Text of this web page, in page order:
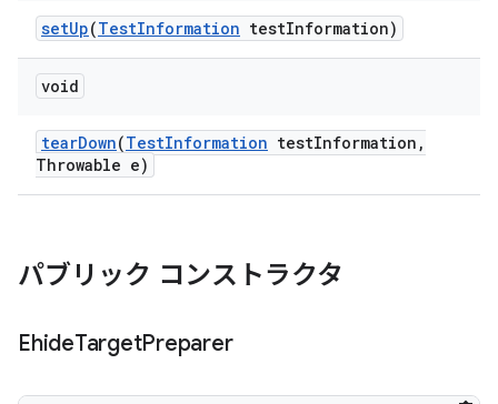
setUp(TestInformation testInformation)
void
tearDown(TestInformation testInformation ,
Throwable e)
パブリック コンストラクタ
EhideTargetPreparer